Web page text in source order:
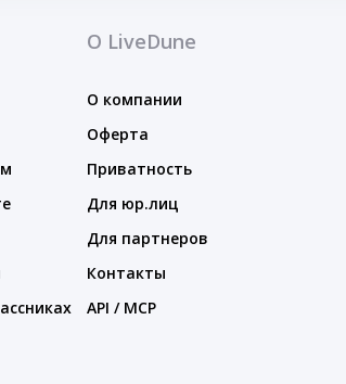
О LiveDune
О компании
Оферта
Приватность
Для юр.лиц
Для партнеров
Контакты
API / MCP